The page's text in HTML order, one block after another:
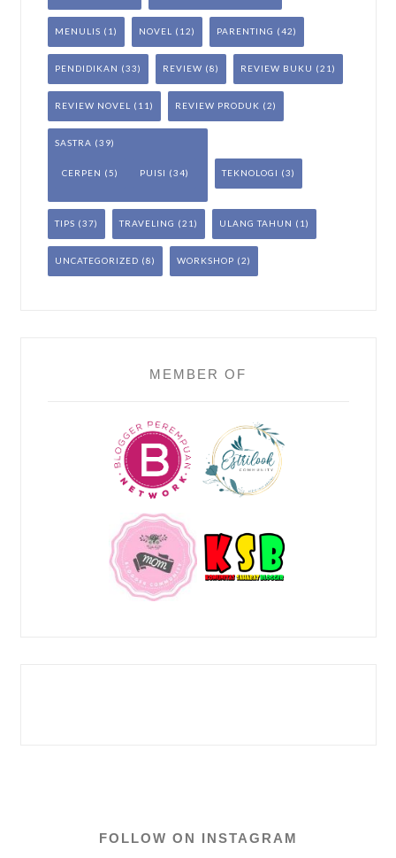
MENULIS (1) NOVEL (12) PARENTING (42)
PENDIDIKAN (33) REVIEW (8) REVIEW BUKU (21)
REVIEW NOVEL (11) REVIEW PRODUK (2)
SASTRA (39)
CERPEN (5) PUISI (34) TEKNOLOGI (3)
TIPS (37) TRAVELING (21) ULANG TAHUN (1)
UNCATEGORIZED (8) WORKSHOP (2)
MEMBER OF
FOLLOW ON INSTAGRAM